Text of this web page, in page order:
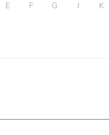
E F G J K